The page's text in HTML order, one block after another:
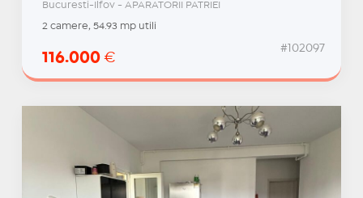
Bucuresti-Ilfov - APARATORII PATRIEI
2 camere, 54.93 mp utili
116.000 €
#102097